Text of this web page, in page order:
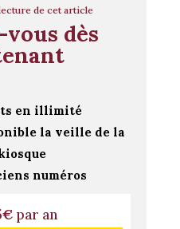
de cet article
dès
en illimité
la veille de la
numéros
par an